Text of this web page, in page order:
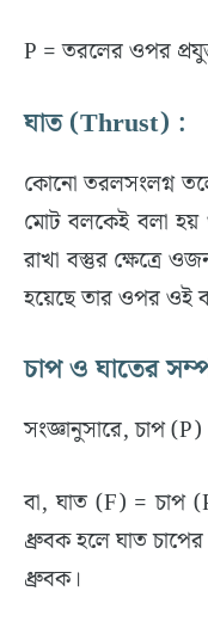
P = তরলের ওপর
ঘাত (Thrust) :
কোনো তরলসংলগ্ন
মোট বলকেই বলা
রাখা বস্তুর ক্ষেত্রে
হয়েছে তার ওপর ওই
চাপ ও ঘাতের
সংজ্ঞানুসারে, চাপ
বা, ঘাত (F) = চাপ
ধ্রুবক হলে ঘাত
ধ্রুবক।